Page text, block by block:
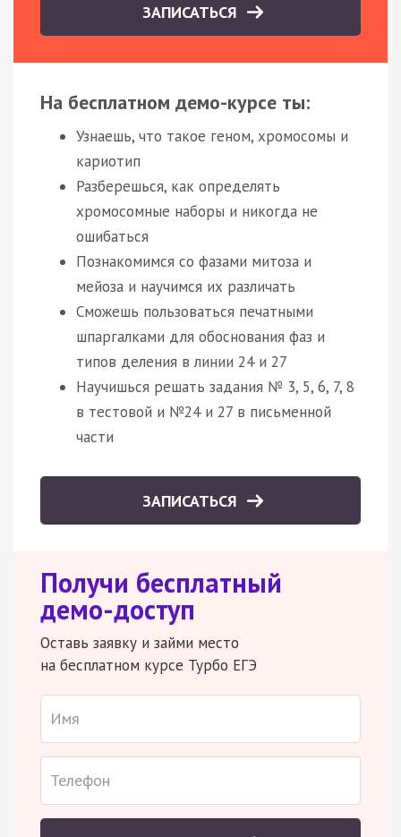
ЗАПИСАТЬСЯ
На бесплатном демо-курсе ты:
Узнаешь, что такое геном, хромосомы и
кариотип
Разберешься, как определять
хромосомные наборы и никогда не
ошибаться
Познакомимся со фазами митоза и
мейоза и научимся их различать
Сможешь пользоваться печатными
шпаргалками для обоснования фаз и
типов деления в линии 24 и 27
Научишься решать задания № 3, 5, 6, 7, 8
в тестовой и №24 и 27 в письменной
части
ЗАПИСАТЬСЯ
Получи бесплатный
демо-доступ
Оставь заявку и займи место
на бесплатном курсе Турбо ЕГЭ